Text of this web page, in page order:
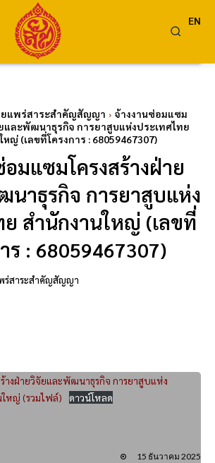
EN
ยแพร่สาระสำคัญสัญญา
จ้างงานซ่อมแซม
และพัฒนาธุรกิจ การยาสูบแห่งประเทศไทย
หญ่ (เลขที่โครงการ : 68059467307)
อมแซมโครงสร้างฝ่าย
นาธุรกิจ การยาสูบแห่ง
ย สำนักงานใหญ่ (เลขที่
ร : 68059467307)
ร่สาระสำคัญสัญญา
ร้างฝ่ายวิจัยและพัฒนาธุรกิจ การยาสูบแห่ง
ใหญ่ (รวมไฟล์)
ดาวน์โหลด
15 ธันวาคม 2025